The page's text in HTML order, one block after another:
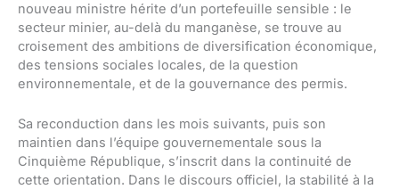
nouveau ministre hérite d’un portefeuille sensible : le
secteur minier, au-delà du manganèse, se trouve au
croisement des ambitions de diversification économique,
des tensions sociales locales, de la question
environnementale, et de la gouvernance des permis.
Sa reconduction dans les mois suivants, puis son
maintien dans l’équipe gouvernementale sous la
Cinquième République, s’inscrit dans la continuité de
cette orientation. Dans le discours officiel, la stabilité à la